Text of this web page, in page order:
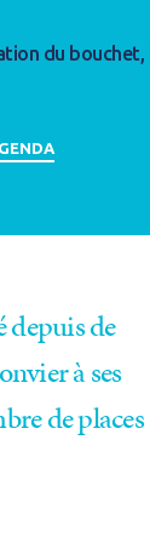
du bouchet,
depuis de
à ses
de places